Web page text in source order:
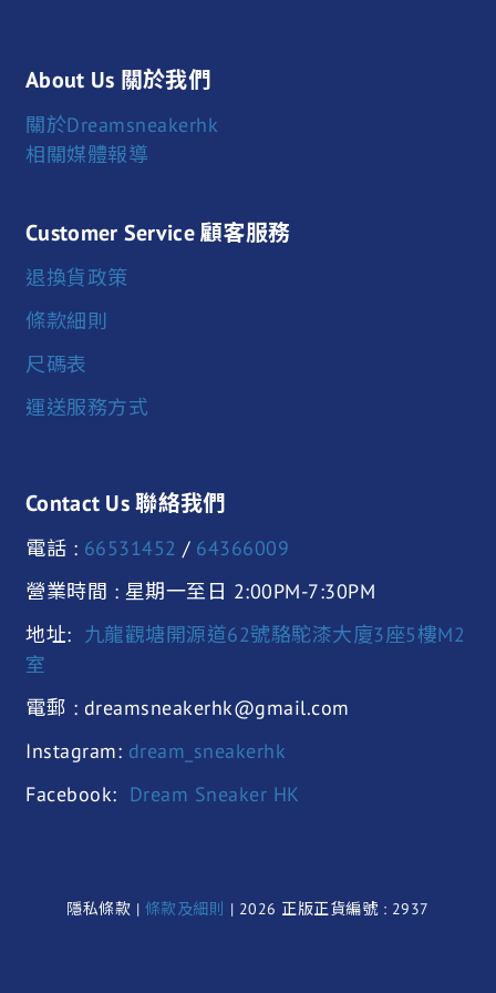
About Us 關於我們
關於Dreamsneakerhk
相關媒體報導
Customer Service 顧客服務
退換貨政策
條款細則
尺碼表
運送服務方式
Contact Us 聯絡我們
電話 : 66531452 / 64366009
營業時間 : 星期一至日 2:00PM-7:30PM
地址:
九龍觀塘開源道62號駱駝漆大廈3座5樓M2
室
電郵 : dreamsneakerhk@gmail.com
Instagram: dream_sneakerhk
Facebook: Dream Sneaker HK
隱私條款 | 條款及細則 | 2026 正版正貨編號 : 2937